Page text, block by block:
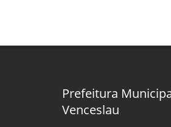
Prefeitura
Venceslau